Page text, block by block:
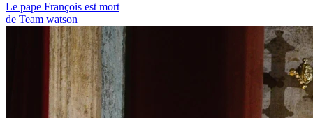
Le pape François est mort
de Team watson